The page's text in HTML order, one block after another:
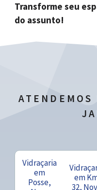
Transforme seu
do assunto!
Vidraçaria
em
Posse,
em
32,